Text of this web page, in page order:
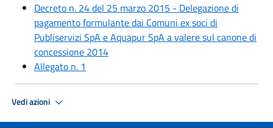
Decreto n. 24 del 25 marzo 2015 - Delegazione di
pagamento formulante dai Comuni ex soci di
Publiservizi SpA e Aquapur SpA a valere sul canone di
concessione 2014
Allegato n. 1
Vedi azioni